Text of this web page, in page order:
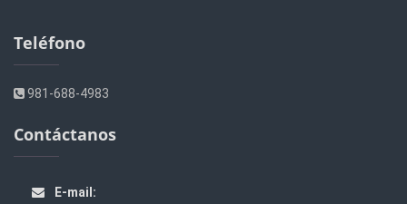
Teléfono
981-688-4983
Contáctanos
E-mail: